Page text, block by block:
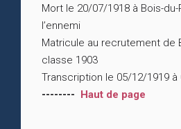
Mort le 20/07/1918 à Bois-
l’ennemi
Matricule au recrutement de
classe 1903
Transcription le 05/12/1919 à
-------- Haut de page